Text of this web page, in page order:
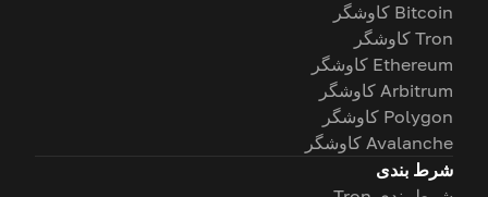
Bitcoin کاوشگر
Tron کاوشگر
Ethereum کاوشگر
Arbitrum کاوشگر
Polygon کاوشگر
Avalanche کاوشگر
شرط بندی